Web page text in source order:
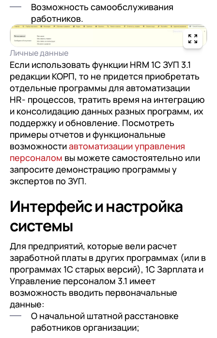
Возможность самообслуживания
работников.
Личные данные
Если использовать функции HRM 1С ЗУП 3.1
редакции КОРП, то не придется приобретать
отдельные программы для автоматизации
HR- процессов, тратить время на интеграцию
и консолидацию данных разных программ, их
поддержку и обновление. Посмотреть
примеры отчетов и функциональные
возможностиавтоматизации управления
персоналом вы можете самостоятельно или
запросите демонстрацию программы у
экспертов по ЗУП.
Интерфейс и настройка
системы
Для предприятий, которые вели расчет
заработной платы в других программах (или в
программах 1С старых версий), 1С Зарплата и
Управление персоналом 3.1 имеет
возможность вводить первоначальные
данные:
О начальной штатной расстановке
работников организации;